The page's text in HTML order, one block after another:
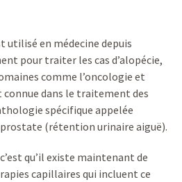
utilisé en médecine depuis
pour traiter les cas d’alopécie,
comme l’oncologie et
dans le traitement des
spécifique appelée
(rétention urinaire aiguë).
qu’il existe maintenant de
capillaires qui incluent ce